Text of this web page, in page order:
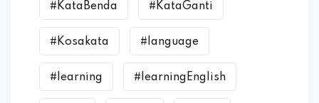
#KataBenda #KataGanti
#Kosakata #language
#learning #learningEnglish